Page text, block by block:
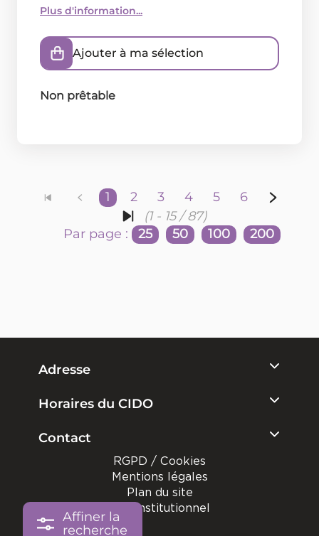
Affiner la
recherche
Plus d'information...
Ajouter à ma sélection
Non prêtable
1 2 3 4 5
6
(1 - 15 / 87)
Par page :
25 50 100 200
Adresse
Horaires du CIDO
Contact
RGPD / Cookies
Mentions légales
Plan du site
Site institutionnel